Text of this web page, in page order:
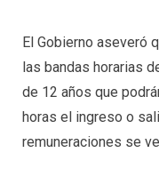
El Gobierno aseveró
las bandas horarias
de 12 años que
horas el ingreso o
remuneraciones se